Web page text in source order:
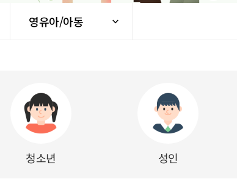
영유아/아동
청소년 성인